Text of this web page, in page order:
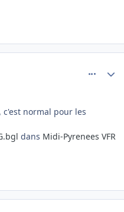
c'est normal pour les
dans Midi-Pyrenees VFR